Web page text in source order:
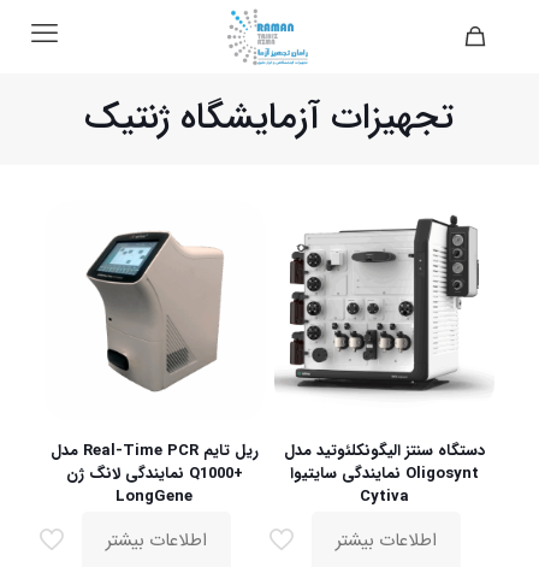
تجهیزات آزمایشگاه ژنتیک
دستگاه سنتز الیگونکلئوتید مدل
Oligosynt نمایندگی سایتیوا
Cytiva
اطلاعات بیشتر
ریل تایم Real-Time PCR مدل
+Q1000 نمایندگی لانگ ژن
LongGene
اطلاعات بیشتر